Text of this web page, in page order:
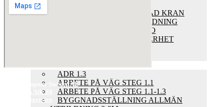
FORDONSMONTERAD KRAN
FALLSKYDDSUTBILDNING
SÄKRARE LYFT – ISO
ARBETSMILJÖ OCH SÄKERHET
ADR 1.3
ARBETE PÅ VÄG STEG 1.1
ARBETE PÅ VÄG STEG 1.1-1.3
BYGGNADSSTÄLLNING ALLMÄN
Skills Company Sweden AB
Västberga Allé 60
126 30 Hägersten